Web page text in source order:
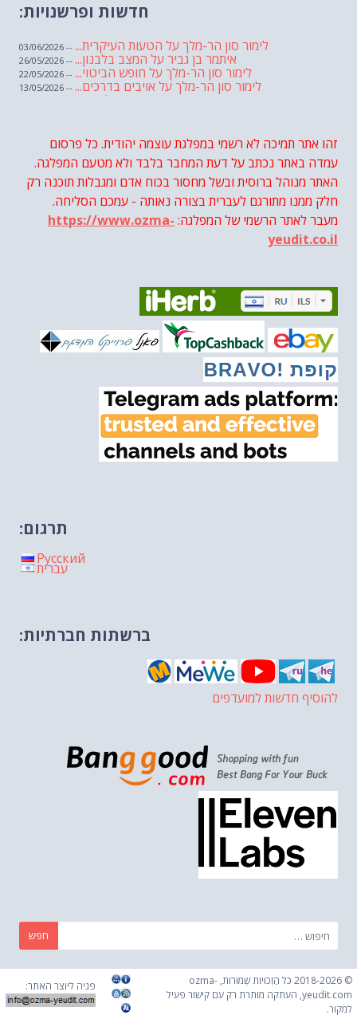
חדשות ופרשנויות:
לימור סון הר-מלך על הטעות העיקרית... -- 03/06/2026
איתמר בן גביר על המצב בלבנון... -- 26/05/2026
לימור סון הר-מלך על חופש הביטוי... -- 22/05/2026
לימור סון הר-מלך על אויבים בדרכים... -- 13/05/2026
שבועת אמונים לדעאש
לימור סון הר-מלך על חוק...-- 19/04/2026
מיכאל בן ארי על פרשת הת...
מיכאל בן ארי על פרשת הת... -- 10/04/2026
השר בן גביר במקום נפילת הטיל.... -- 06/04/2026
חוק עונש מוות למחבלים...-- 29/03/2026
מיכאל בן ארי על פרשת השבוע ת... -- 27/03/2026
מיכאל בן ארי על פרשת השבוע ת...-- 20/03/2026
מיכאל בן ארי על דילמת המנהיגות....
מיכאל בן ארי על פרשת הת...
מיכאל בן ארי על פרשת הת...
מיכאל בן ארי על פרשת הת...-- 13/02/2026
מיכאל בן ארי על פרשת השבוע ת...-- 06/02/2026
חלקם של היהודים הולך ופוחת....
מיכאל בן ארי על פרשת השבוע ת...
זהו אתר תמיכה לא רשמי במפלגת עוצמה יהודית. כל פרסום
עמדה באתר נכתב על דעת המחבר בלבד ולא מטעם המפלגה.
האתר מנוהל ברוסית ובשל מחסור בכוח אדם ומגבלות תוכנה רק
חלק ממנו מתורגם לעברית בצורה נאותה - עמכם הסליחה.
מעבר לאתר הרשמי של המפלגה: https://www.ozma-
yeudit.co.il
תרגום:
Русский
עברית
ברשתות חברתיות:
להוסיף חדשות למועדפים
חפש:
© 2018-2026 כֹּל הַזְכוּיוֹת שְׁמוּרוֹת, ozma-
yeudit.com, העתקה מותרת רק עם קישור פעיל
למקור.
פניה ליוצר האתר: